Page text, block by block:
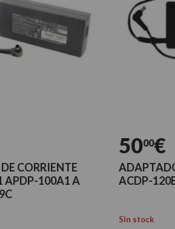
100A1 A
00€
ADAPTADOR
ACDP-120E03
Sin stock